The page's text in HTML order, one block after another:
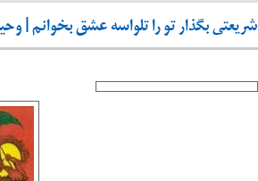
شریعتی بگذار تو را تلواسه عشق بخوانم | وحید